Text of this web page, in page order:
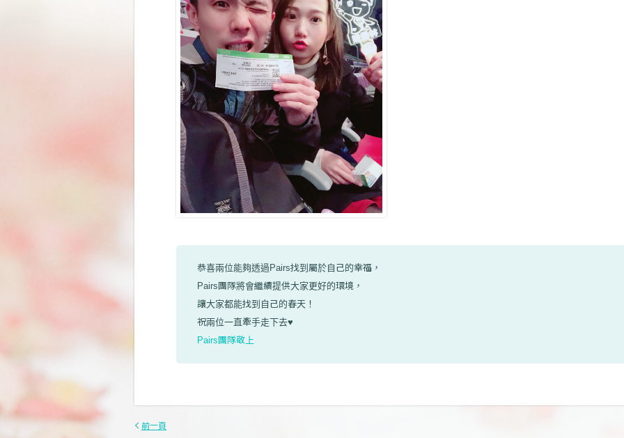
恭喜兩位能夠透過Pairs找到屬於自己的幸福，
Pairs團隊將會繼續提供大家更好的環境，
讓大家都能找到自己的春天！
祝兩位一直牽手走下去♥
Pairs團隊敬上
前一頁